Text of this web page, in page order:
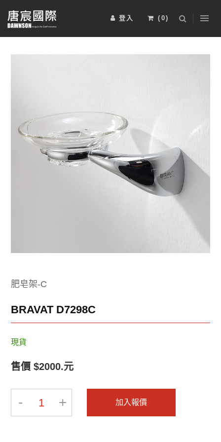
登入 ( 0)
浴室櫃 五金配件 淋浴拉門
限時特惠組
2025-BRAVAT-6
2025-BRAVAT-4 2025-BRAVAT-3
2019-INNOCI-8 2019-INNOCI-7
肥皂架-C
BRAVAT D7298C
現貨
售價 $2000.元
- 1 + 加入報價